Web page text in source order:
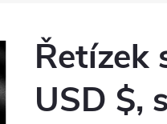
Řetízek
USD $,